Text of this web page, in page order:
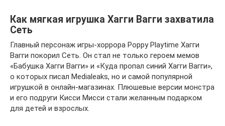
Как мягкая игрушка Хагги Вагги захватила
Сеть
Главный персонаж игры-хоррора Poppy Playtime Хагги
Вагги покорил Сеть. Он стал не только героем мемов
«Бабушка Хагги Вагги» и «Куда пропал синий Хагги Вагги»,
о которых писал Medialeaks, но и самой популярной
игрушкой в онлайн-магазинах. Плюшевые версии монстра
и его подруги Кисси Мисси стали желанным подарком
для детей и взрослых.